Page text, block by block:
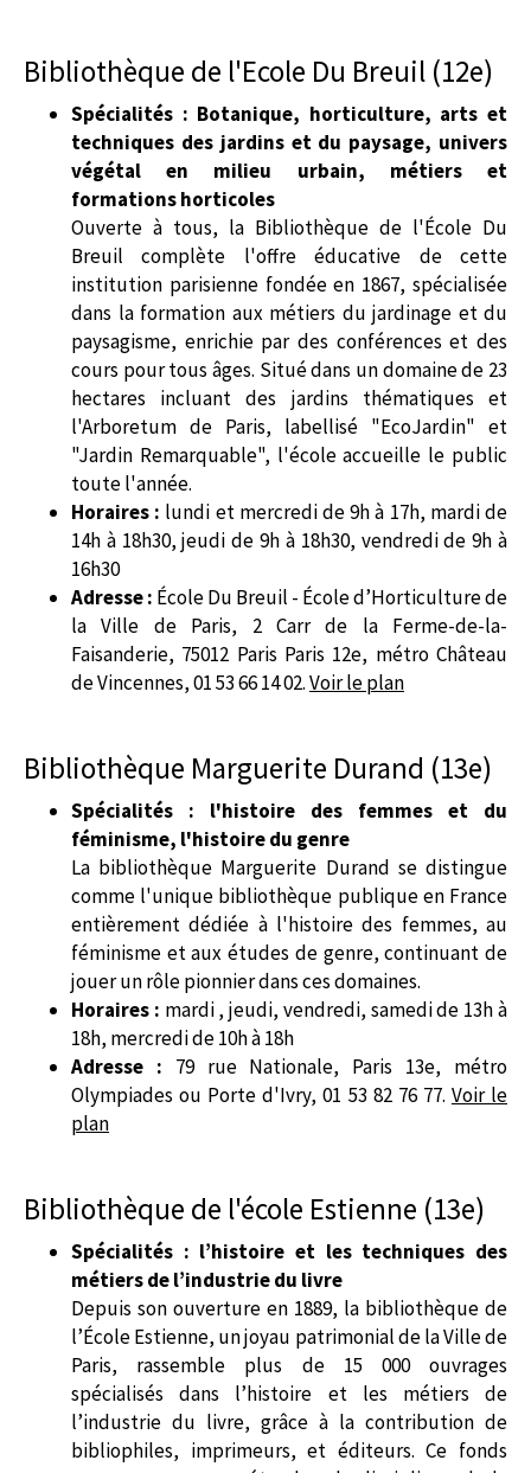
Bibliothèque de l'Ecole Du Breuil (12e)
Spécialités : Botanique, horticulture, arts et
techniques des jardins et du paysage, univers
végétal en milieu urbain, métiers et
formations horticoles
Ouverte à tous, la Bibliothèque de l'École Du
Breuil complète l'offre éducative de cette
institution parisienne fondée en 1867, spécialisée
dans la formation aux métiers du jardinage et du
paysagisme, enrichie par des conférences et des
cours pour tous âges. Situé dans un domaine de 23
hectares incluant des jardins thématiques et
l'Arboretum de Paris, labellisé "EcoJardin" et
"Jardin Remarquable", l'école accueille le public
toute l'année.
Horaires : lundi et mercredi de 9h à 17h, mardi de
14h à 18h30, jeudi de 9h à 18h30, vendredi de 9h à
16h30
Adresse : École Du Breuil - École d’Horticulture de
la Ville de Paris, 2 Carr de la Ferme-de-la-
Faisanderie, 75012 Paris Paris 12e, métro Château
de Vincennes, 01 53 66 14 02.Voir le plan
Bibliothèque Marguerite Durand (13e)
Spécialités : l'histoire des femmes et du
féminisme, l'histoire du genre
La bibliothèque Marguerite Durand se distingue
comme l'unique bibliothèque publique en France
entièrement dédiée à l'histoire des femmes, au
féminisme et aux études de genre, continuant de
jouer un rôle pionnier dans ces domaines.
Horaires : mardi , jeudi, vendredi, samedi de 13h à
18h, mercredi de 10h à 18h
Adresse : 79 rue Nationale, Paris 13e, métro
Olympiades ou Porte d'Ivry, 01 53 82 76 77. Voir le
plan
Bibliothèque de l'école Estienne (13e)
Spécialités : l’histoire et les techniques des
métiers de l’industrie du livre
Depuis son ouverture en 1889, la bibliothèque de
l’École Estienne, un joyau patrimonial de la Ville de
Paris, rassemble plus de 15 000 ouvrages
spécialisés dans l’histoire et les métiers de
l’industrie du livre, grâce à la contribution de
bibliophiles, imprimeurs, et éditeurs. Ce fonds